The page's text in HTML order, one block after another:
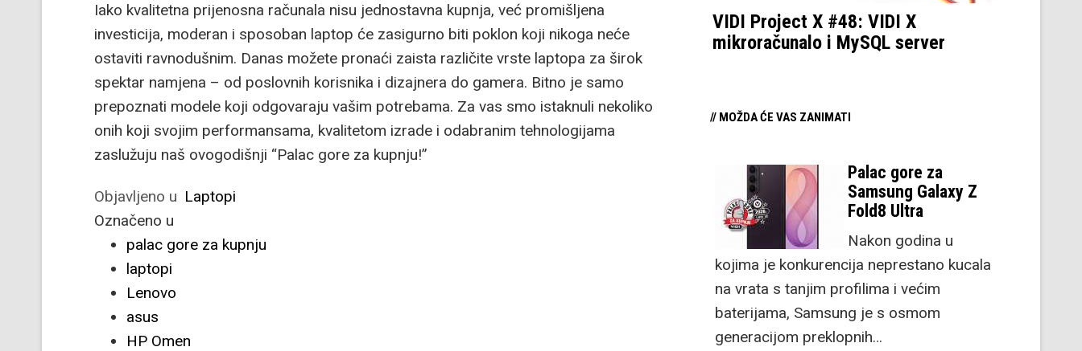
Iako kvalitetna prijenosna računala nisu jednostavna kupnja, već promišljena
investicija, moderan i sposoban laptop će zasigurno biti poklon koji nikoga neće
ostaviti ravnodušnim. Danas možete pronaći zaista različite vrste laptopa za širok
spektar namjena – od poslovnih korisnika i dizajnera do gamera. Bitno je samo
prepoznati modele koji odgovaraju vašim potrebama. Za vas smo istaknuli nekoliko
onih koji svojim performansama, kvalitetom izrade i odabranim tehnologijama
zaslužuju naš ovogodišnji “Palac gore za kupnju!”
Objavljeno u Laptopi
Označeno u
palac gore za kupnju
laptopi
Lenovo
asus
HP Omen
VIDI Project X #48: VIDI X
mikroračunalo i MySQL server
// MOŽDA ĆE VAS ZANIMATI
Palac gore za
Samsung Galaxy Z
Fold8 Ultra
Nakon godina u
kojima je konkurencija neprestano kucala
na vrata s tanjim profilima i većim
baterijama, Samsung je s osmom
generacijom preklopnih…